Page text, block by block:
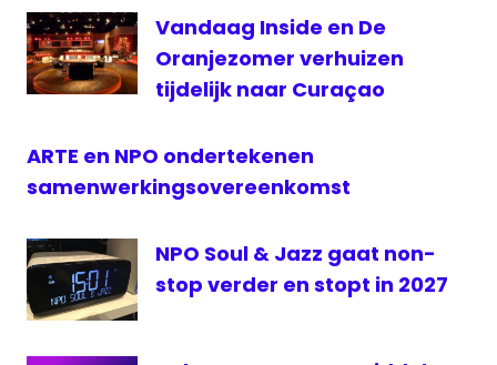
Soundcloud
Talpa
TMG
Vandaag Inside en De
Oranjezomer verhuizen
tijdelijk naar Curaçao
ARTE en NPO ondertekenen
samenwerkingsovereenkomst
NPO Soul & Jazz gaat non-
stop verder en stopt in 2027